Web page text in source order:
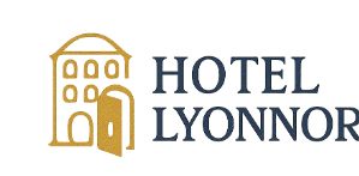
contenu